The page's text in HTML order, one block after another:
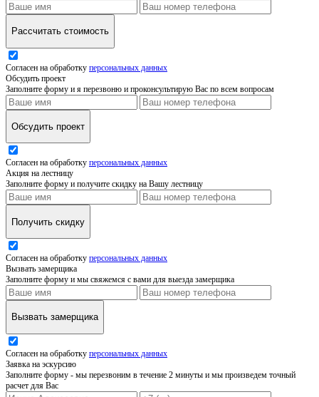
Рассчитать стоимость
Согласен на обработку персональных данных
Обсудить проект
Заполните форму и я перезвоню и проконсультирую Вас по всем вопросам
Обсудить проект
Согласен на обработку персональных данных
Акция на лестницу
Заполните форму и получите скидку на Вашу лестницу
Получить скидку
Согласен на обработку персональных данных
Вызвать замерщика
Заполните форму и мы свяжемся с вами для выезда замерщика
Вызвать замерщика
Согласен на обработку персональных данных
Заявка на эскурсию
Заполните форму - мы перезвоним в течение 2 минуты и мы произведем точный
расчет для Вас